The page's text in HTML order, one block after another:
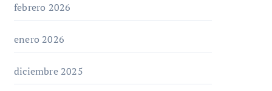
febrero 2026
enero 2026
diciembre 2025